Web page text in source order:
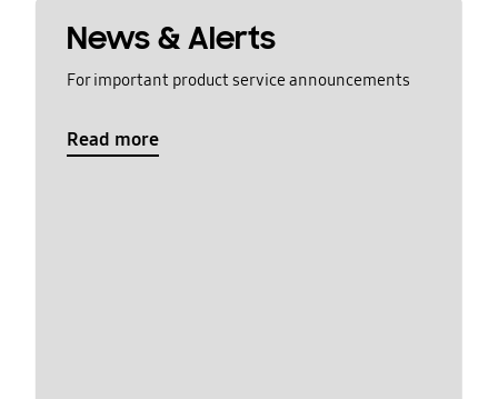
News & Alerts
For important product service announcements
Read more